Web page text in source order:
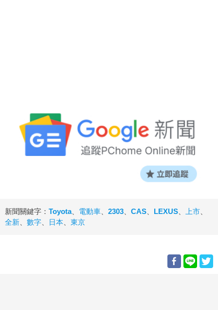
新聞關鍵字： Toyota、 電動車 2303 CAS LEXUS 上市
全新
數字 日本 東京